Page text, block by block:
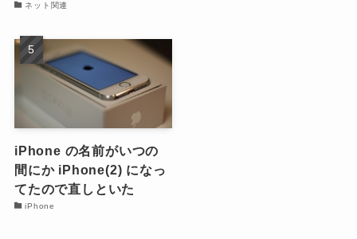
ネット関連
iPhone の名前がいつの
間にか iPhone(2) になっ
てたので直しといた
iPhone